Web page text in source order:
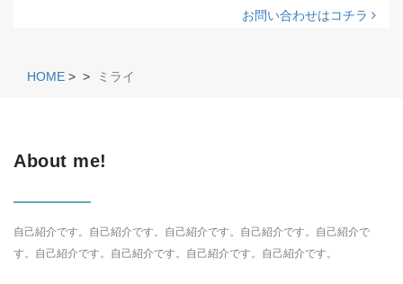
お問い合わせはコチラ
HOME > > ミライ
About me!
自己紹介です。自己紹介です。自己紹介です。自己紹介です。自己紹介で
す。自己紹介です。自己紹介です。自己紹介です。自己紹介です。